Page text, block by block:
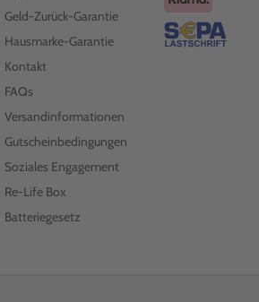
Geld-Zurück-Garantie
Hausmarke-Garantie
Kontakt
FAQs
Versandinformationen
Gutscheinbedingungen
Soziales Engagement
Re-Life Box
Batteriegesetz